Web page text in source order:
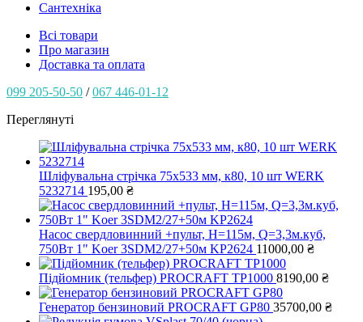
Сантехніка
Всі товари
Про магазин
Доставка та оплата
099 205-50-50 /067 446-01-12
Переглянуті
Шліфувальна стрічка 75х533 мм, к80, 10 шт WERK
5232714 195,00 ₴
Насос свердловинний +пульт, Н=115м, Q=3,3м.куб,
750Вт 1" Koer 3SDM2/27+50м KP2624 11000,00 ₴
Підйомник (тельфер) PROCRAFT ТР1000 8190,00 ₴
Генератор бензиновий PROCRAFT GP80 35700,00 ₴